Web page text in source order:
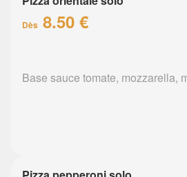
Dès 8.50 €
Base sauce tomate, mozzarella,